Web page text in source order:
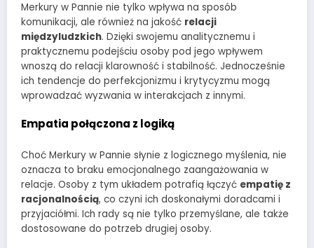
Merkury w Pannie nie tylko wpływa na sposób
komunikacji, ale również na jakość relacji
międzyludzkich. Dzięki swojemu analitycznemu i
praktycznemu podejściu osoby pod jego wpływem
wnoszą do relacji klarowność i stabilność. Jednocześnie
ich tendencje do perfekcjonizmu i krytycyzmu mogą
wprowadzać wyzwania w interakcjach z innymi.
Empatia połączona z logiką
Choć Merkury w Pannie słynie z logicznego myślenia, nie
oznacza to braku emocjonalnego zaangażowania w
relacje. Osoby z tym układem potrafią łączyć empatię z
racjonalnością, co czyni ich doskonałymi doradcami i
przyjaciółmi. Ich rady są nie tylko przemyślane, ale także
dostosowane do potrzeb drugiej osoby.